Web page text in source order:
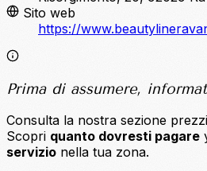
Sito web
https://
Prima di assumere,
Consulta la nostra sezione
Scopri quanto dovresti pagare
servizio nella tua zona.